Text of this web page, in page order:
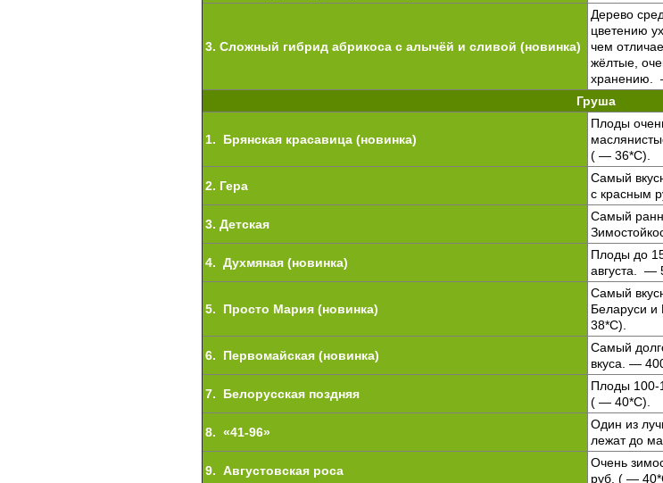
3. Сложный гибрид абрикоса с алычёй и сливой (новинка)
Дерево
цветению
чем
жёлтые,
хранению.
Груша
1. Брянская красавица (новинка)
Плоды
( — 36*C).
2. Гера
Самый
с красным
3. Детская
Самый
4. Духмяная (новинка)
Плоды до
августа. —
5. Просто Мария (новинка)
Самый
Беларуси
38*C).
6. Первомайская (новинка)
Самый
вкуса. —
7. Белорусская поздняя
Плоды 100-
( — 40*С).
8. «41-96»
Один из
лежат до
9. Августовская роса
Очень
руб. ( —